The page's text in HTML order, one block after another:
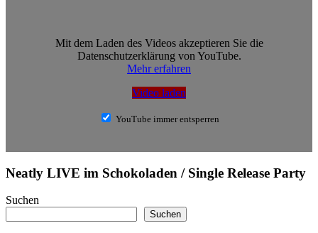
Mit dem Laden des Videos akzeptieren Sie die
Datenschutzerklärung von YouTube.
Mehr erfahren
Video laden
YouTube immer entsperren
Neatly LIVE im Schokoladen / Single Release Party
Suchen
Suchen